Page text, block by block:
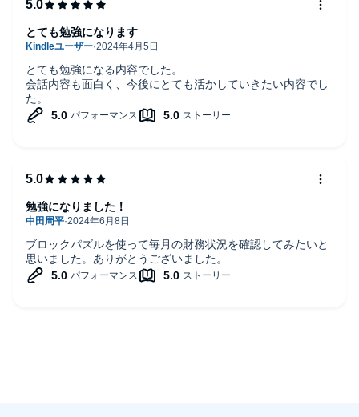
とても勉強になる内容でした。
会話内容も面白く、今後にとても活かしていきたい内容でし
た。
とても勉強になります
ブロックパズルを使って毎月の財務状況を確認してみたいと
思いました。ありがとうございました。
勉強になりました！